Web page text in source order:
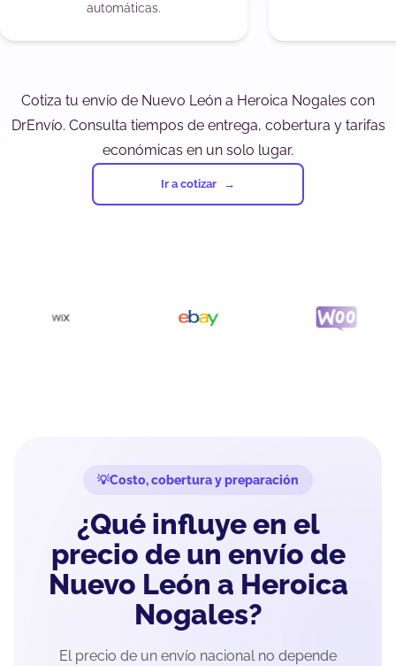
automáticas.
Cotiza tu envío de Nuevo León a Heroica Nogales con
DrEnvío. Consulta tiempos de entrega, cobertura y tarifas
económicas en un solo lugar.
Ir a cotizar
Costo, cobertura y preparación
¿Qué influye en el
precio de un envío de
Nuevo León a Heroica
Nogales?
El precio de un envío nacional no depende